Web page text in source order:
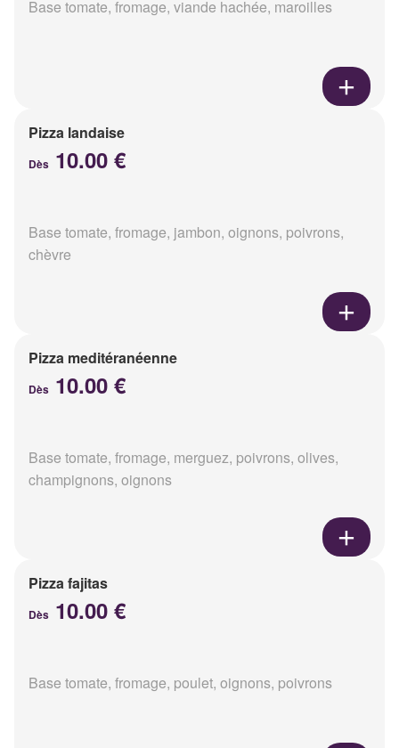
Base tomate, fromage, viande hachée, maroilles
Pizza landaise
Dès 10.00 €
Base tomate, fromage, jambon, oignons, poivrons,
chèvre
Pizza meditéranéenne
Dès 10.00 €
Base tomate, fromage, merguez, poivrons, olives,
champignons, oignons
Pizza fajitas
Dès 10.00 €
Base tomate, fromage, poulet, oignons, poivrons